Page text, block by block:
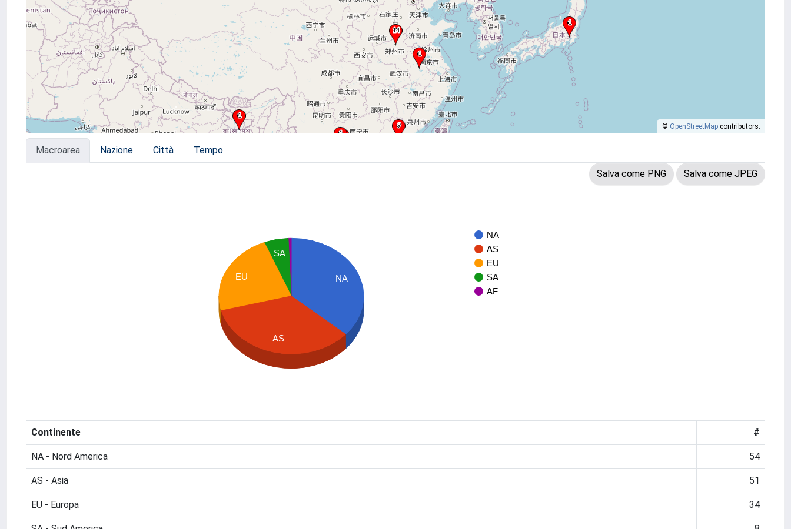
© OpenStreetMap contributors.
Macroarea Nazione Città Tempo
Salva come PNG Salva come JPEG
NA
AS
EU
SA
AF
NA
SA
EU
AS
Continente #
NA - Nord America 54
AS - Asia 51
EU - Europa 34